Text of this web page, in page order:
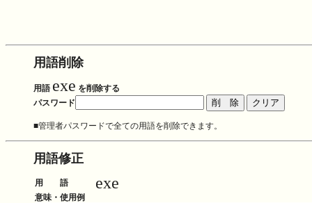
用語削除
用語 exe を削除する
パスワード
■管理者パスワードで全ての用語を削除できます。
用語修正
用 語 exe
意味・使用例